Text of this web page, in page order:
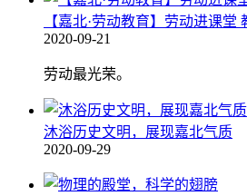
【嘉北·劳动教育】劳动进课
2020-09-21
劳动最光荣。
沐浴历史文明，展现嘉北气质
2020-09-29